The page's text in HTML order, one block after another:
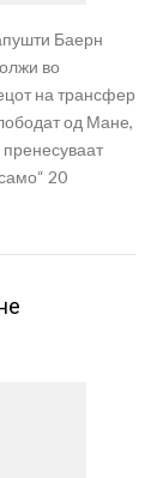
Баерн
во
на трансфер
од Мане,
20